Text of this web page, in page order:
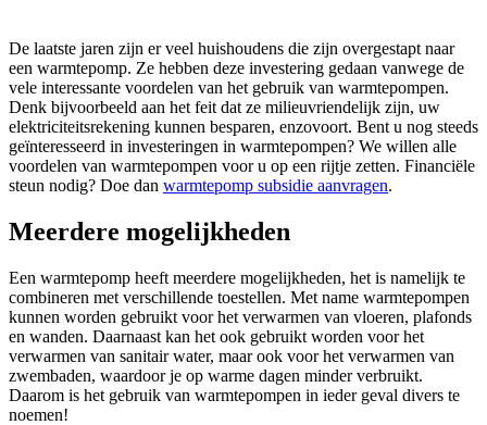
De laatste jaren zijn er veel huishoudens die zijn overgestapt naar
een warmtepomp. Ze hebben deze investering gedaan vanwege de
vele interessante voordelen van het gebruik van warmtepompen.
Denk bijvoorbeeld aan het feit dat ze milieuvriendelijk zijn, uw
elektriciteitsrekening kunnen besparen, enzovoort. Bent u nog steeds
geïnteresseerd in investeringen in warmtepompen? We willen alle
voordelen van warmtepompen voor u op een rijtje zetten. Financiële
steun nodig? Doe dan warmtepomp subsidie aanvragen.
Meerdere mogelijkheden
Een warmtepomp heeft meerdere mogelijkheden, het is namelijk te
combineren met verschillende toestellen. Met name warmtepompen
kunnen worden gebruikt voor het verwarmen van vloeren, plafonds
en wanden. Daarnaast kan het ook gebruikt worden voor het
verwarmen van sanitair water, maar ook voor het verwarmen van
zwembaden, waardoor je op warme dagen minder verbruikt.
Daarom is het gebruik van warmtepompen in ieder geval divers te
noemen!